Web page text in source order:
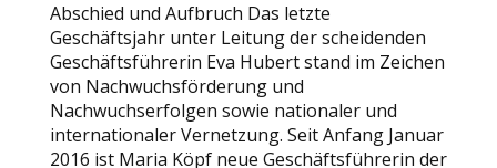
Abschied und Aufbruch Das letzte
Geschäftsjahr unter Leitung der scheidenden
Geschäftsführerin Eva Hubert stand im Zeichen
von Nachwuchsförderung und
Nachwuchserfolgen sowie nationaler und
internationaler Vernetzung. Seit Anfang Januar
2016 ist Maria Köpf neue Geschäftsführerin der